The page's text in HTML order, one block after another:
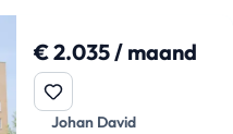
€ 2.035 / maand
Johan David